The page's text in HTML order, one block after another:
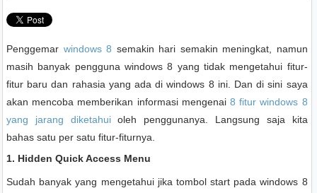
Penggemar windows 8 semakin hari semakin meningkat, namun
masih banyak pengguna windows 8 yang tidak mengetahui fitur-
fitur baru dan rahasia yang ada di windows 8 ini. Dan di sini saya
akan mencoba memberikan informasi mengenai 8 fitur windows 8
yang jarang diketahuioleh penggunanya. Langsung saja kita
bahas satu per satu fitur-fiturnya.
1. Hidden Quick Access Menu
Sudah banyak yang mengetahui jika tombol start pada windows 8